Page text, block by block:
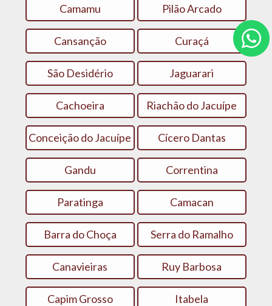
Camamu Pilão Arcado
Cansanção Curaçá
São Desidério Jaguarari
Cachoeira Riachão do Jacuípe
Conceição do Jacuípe Cícero Dantas
Gandu Correntina
Paratinga Camacan
Barra do Choça Serra do Ramalho
Canavieiras Ruy Barbosa
Capim Grosso Itabela